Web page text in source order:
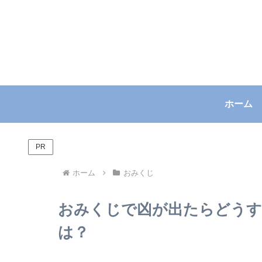
ホーム
PR
ホーム おみくじ
おみくじで凶が出たらどう
は？